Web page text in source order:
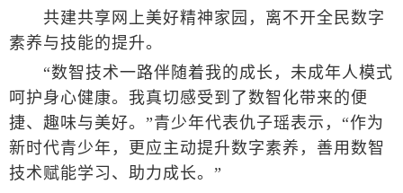
共建共享网上美好精神家园，离不开全民数字
素养与技能的提升。
“数智技术一路伴随着我的成长，未成年人模式
呵护身心健康。我真切感受到了数智化带来的便
捷、趣味与美好。”青少年代表仇子瑶表示，“作为
新时代青少年，更应主动提升数字素养，善用数智
技术赋能学习、助力成长。”